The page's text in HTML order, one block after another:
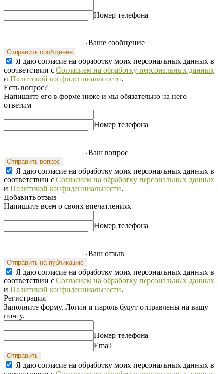
Номер телефона
Ваше сообщение
Отправить сообщение
Я даю согласие на обработку моих персональных данных в
соответствии с Согласием на обработку персональных данных
и Политикой конфиденциальности.
Есть вопрос?
Напишите его в форме ниже и мы обязательно на него
ответим
Номер телефона
Ваш вопрос
Отправить вопрос
Я даю согласие на обработку моих персональных данных в
соответствии с Согласием на обработку персональных данных
и Политикой конфиденциальности.
Добавить отзыв
Напишите всем о своих впечатлениях
Номер телефона
Ваш отзыв
Отправить на публикацию
Я даю согласие на обработку моих персональных данных в
соответствии с Согласием на обработку персональных данных
и Политикой конфиденциальности.
Регистрация
Заполните форму. Логин и пароль будут отправлены на вашу
почту.
Номер телефона
Email
Отправить
Я даю согласие на обработку моих персональных данных в